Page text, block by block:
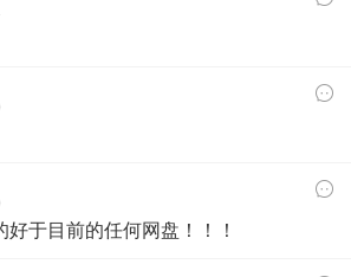
好于目前的任何网盘！！！